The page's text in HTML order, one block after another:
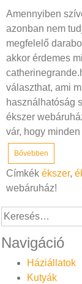
Amennyiben
azonban nem
megfelelő
akkor érdemes
választhat, ami
használhatóság
ékszer
vár, hogy
Bővebben
Címkék ékszer,
webáruház!
Keresés:
Navigáció
Háziállatok
Kutyák